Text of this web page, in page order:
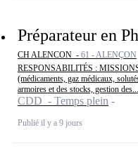
Préparateur en
CH ALENCON - 61 - ALENÇON
RESPONSABILITÉS :
(médicaments, gaz médicaux,
armoires et des stocks, gestion des...
CDD - Temps plein
Publié il y a 9 jours